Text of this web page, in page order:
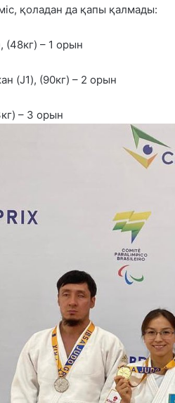
қоладан да қапы қалмады:
(48кг) – 1 орын
(J1), (90кг) – 2 орын
– 3 орын